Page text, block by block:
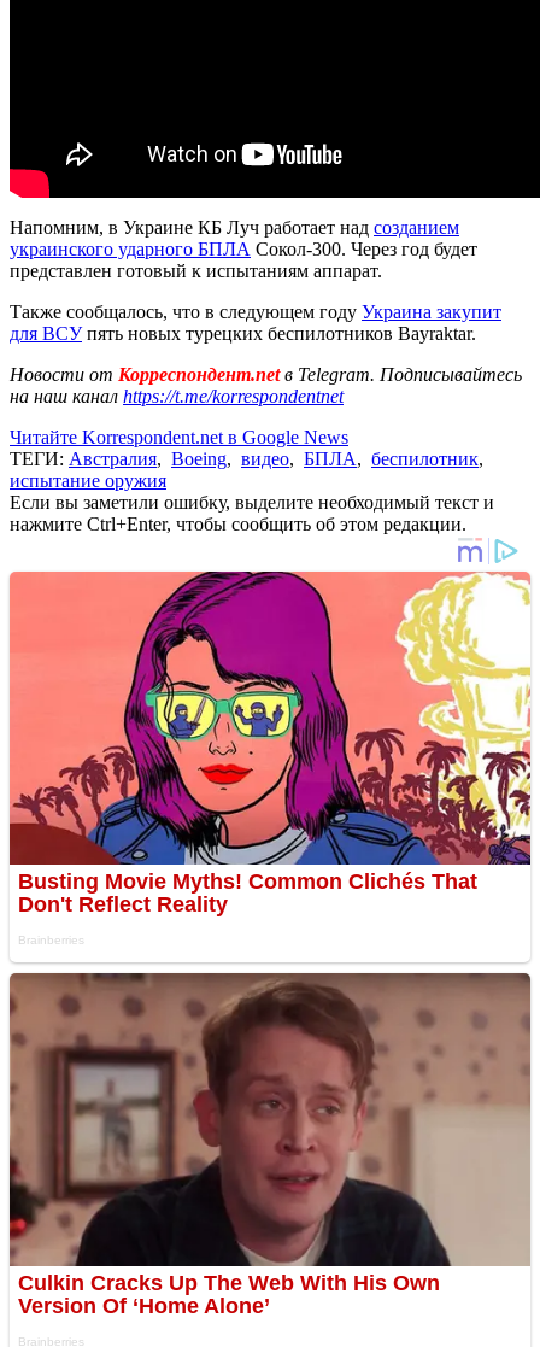
Напомним, в Украине КБ Луч работает над созданием
украинского ударного БПЛА Сокол-300. Через год будет
представлен готовый к испытаниям аппарат.
Также сообщалось, что в следующем году Украина закупит
для ВСУпять новых турецких беспилотников Bayraktar.
Новости от Корреспондент.netв Telegram. Подписывайтесь
на наш канал https://t.me/korrespondentnet
Читайте Korrespondent.net в Google News
ТЕГИ: Австралия, Boeing, видео, БПЛА, беспилотник,
испытание оружия
Если вы заметили ошибку, выделите необходимый текст и
нажмите Ctrl+Enter, чтобы сообщить об этом редакции.